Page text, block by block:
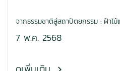
จากธรรมชาติสู่สถาปัตยกรรม : ฝ้าไม้
7 พ.ค. 2568